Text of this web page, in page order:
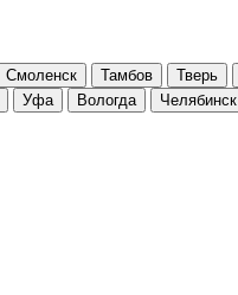
Смоленск Тамбов Тверь
Уфа Вологда Челябинск